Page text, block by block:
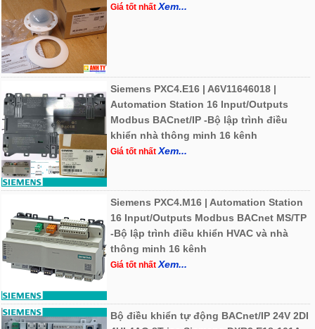
Giá tốt nhấtXem...
Siemens PXC4.E16 | A6V11646018 |
Automation Station 16 Input/Outputs
Modbus BACnet/IP -Bộ lập trình điều
khiển nhà thông minh 16 kênh
Giá tốt nhấtXem...
Siemens PXC4.M16 | Automation Station
16 Input/Outputs Modbus BACnet MS/TP
-Bộ lập trình điều khiển HVAC và nhà
thông minh 16 kênh
Giá tốt nhấtXem...
Bộ điều khiển tự động BACnet/IP 24V 2DI